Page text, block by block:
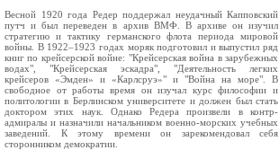
Весной 1920 года Редер поддержал неудачный Капповский
путч и был переведен в архив ВМФ. В архиве он изучил
стратегию и тактику германского флота периода мировой
войны. В 1922–1923 годах моряк подготовил и выпустил ряд
книг по крейсерской войне: "Крейсерская война в зарубежных
водах", "Крейсерская эскадра", "Деятельность легких
крейсеров «Эмден» и «Карлсруэ»" и "Война на море". В
свободное от работы время он изучал курс философии и
политологии в Берлинском университете и должен был стать
доктором этих наук. Однако Редера произвели в контр-
адмиралы и назначили начальником военно-морских учебных
заведений. К этому времени он зарекомендовал себя
сторонником демократии.